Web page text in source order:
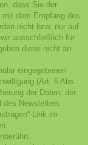
dass Sie der
mit dem Empfang des
nicht bzw. nur auf
ausschließlich für
diese nicht an
eingegebenen
(Art. 6 Abs.
der Daten, der
des Newsletters
Link im